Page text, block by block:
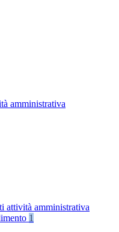
amministrativa
attività amministrativa
1